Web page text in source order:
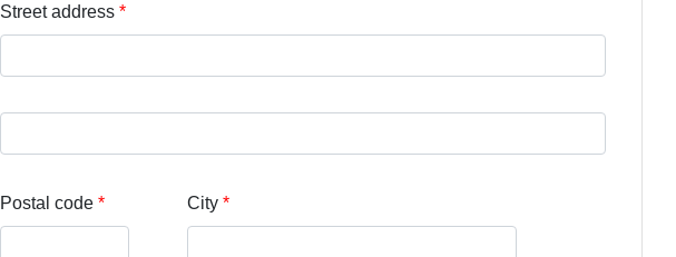
Street address
Postal code City